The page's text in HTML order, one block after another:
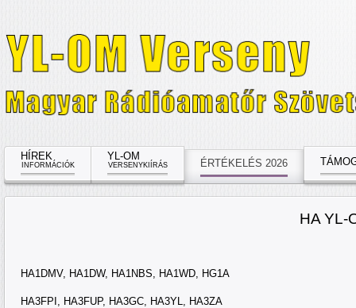
HÍREK
INFORMÁCIÓK
YL-OM
VERSENYKIÍRÁS ÉRTÉKELÉS 2026
HA YL-
HA1DMV, HA1DW, HA1NBS, HA1WD, HG1A
HA3FPI, HA3FUP, HA3GC, HA3YL, HA3ZA